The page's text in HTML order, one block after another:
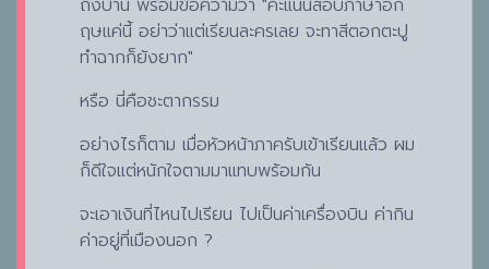
ฤษแค่นี้ อย่าว่าแต่เรียนละครเลย จะทาสีตอกตะปู
ทำฉากก็ยังยาก"
หรือ นี่คือชะตากรรม
อย่างไรก็ตาม เมื่อหัวหน้าภาครับเข้าเรียนแล้ว ผม
ก็ดีใจแต่หนักใจตามมาแทบพร้อมกัน
จะเอาเงินที่ไหนไปเรียน ไปเป็นค่าเครื่องบิน ค่ากิน
ค่าอยู่ที่เมืองนอก ?